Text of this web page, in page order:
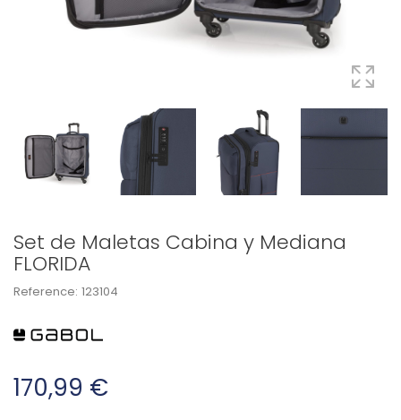
Set de Maletas Cabina y Mediana
FLORIDA
Reference: 123104
170,99 €